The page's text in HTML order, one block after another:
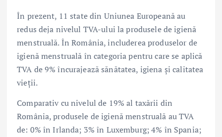
În prezent, 11 state din Uniunea Europeană au
redus deja nivelul TVA-ului la produsele de igienă
menstruală. În România, includerea produselor de
igienă menstruală în categoria pentru care se aplică
TVA de 9% încurajează sănătatea, igiena și calitatea
vieții.
Comparativ cu nivelul de 19% al taxării din
România, produsele de igienă menstruală au TVA
de: 0% în Irlanda; 3% în Luxemburg; 4% în Spania;